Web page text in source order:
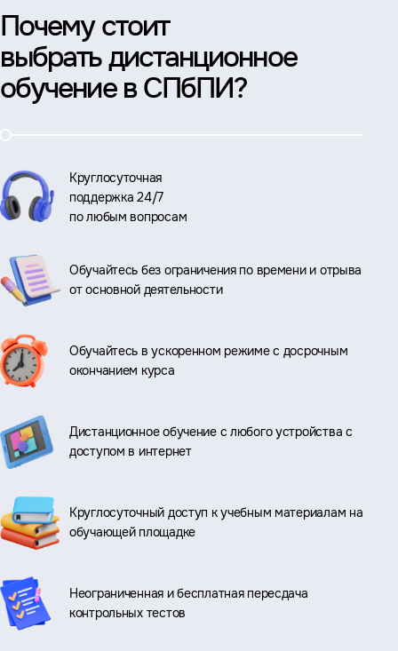
Почему стоит
выбрать дистанционное
обучение в СПбПИ?
Круглосуточная
поддержка 24/7
по любым вопросам
Обучайтесь без ограничения по времени и отрыва
от основной деятельности
Обучайтесь в ускоренном режиме с досрочным
окончанием курса
Дистанционное обучение с любого устройства с
доступом в интернет
Круглосуточный доступ к учебным материалам на
обучающей площадке
Неограниченная и бесплатная пересдача
контрольных тестов